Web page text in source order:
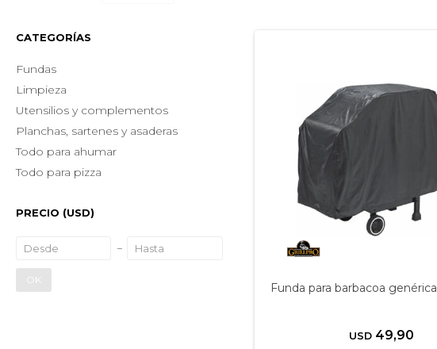
Funda para barbacoa genérica
USD 49,90
CATEGORÍAS
Fundas
Limpieza
Utensilios y complementos
Planchas, sartenes y asaderas
Todo para ahumar
Todo para pizza
PRECIO (USD)
OK